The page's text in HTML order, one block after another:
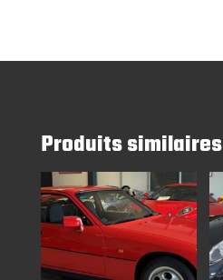
Produits similaires